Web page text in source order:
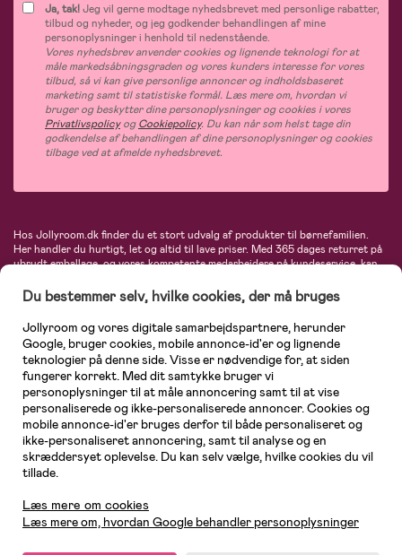
Ja, tak!Jeg vil gerne modtage nyhedsbrevet med personlige rabatter,
tilbud og nyheder, og jeg godkender behandlingen af mine
personoplysninger i henhold til nedenstående.
Vores nyhedsbrev anvender cookies og lignende teknologi for at
måle markedsåbningsgraden og vores kunders interesse for vores
tilbud, så vi kan give personlige annoncer og indholdsbaseret
marketing samt til statistiske formål. Læs mere om, hvordan vi
bruger og beskytter dine personoplysninger og cookies i vores
PrivatlivspolicyogCookiepolicy. Du kan når som helst tage din
godkendelse af behandlingen af dine personoplysninger og cookies
tilbage ved at afmelde nyhedsbrevet.
Hos Jollyroom.dk finder du et stort udvalg af produkter til børnefamilien.
Her handler du hurtigt, let og altid til lave priser. Med 365 dages returret på
ubrudt emballage, og vores kompetente medarbejdere på kundeservice, kan
barnevogne, autostole, børne- og babytøj, produkter til gravide og ammende
mødre, indretning og inspiration, legetøj, babyudstyr og meget mere. Vi
tilbyder produkter fra velkendte varemærker som Britax, Maxi-Cosi, Baby
Jogger, BabyBjörn, Didriksons, KidKraft, Ergobaby, Phillips Avent, Neonate,
Cybex, LEGO og mange flere. Kort sagt - et kæmpe sortiment venter på dig!
Du bestemmer selv, hvilke cookies, der må bruges
Jollyroom og vores digitale samarbejdspartnere, herunder
Google, bruger cookies, mobile annonce-id'er og lignende
teknologier på denne side. Visse er nødvendige for, at siden
fungerer korrekt. Med dit samtykke bruger vi
personoplysninger til at måle annoncering samt til at vise
personaliserede og ikke-personaliserede annoncer. Cookies og
mobile annonce-id'er bruges derfor til både personaliseret og
ikke-personaliseret annoncering, samt til analyse og en
skræddersyet oplevelse. Du kan selv vælge, hvilke cookies du vil
tillade.
Læs mere om cookies
Læs mere om, hvordan Google behandler personoplysninger